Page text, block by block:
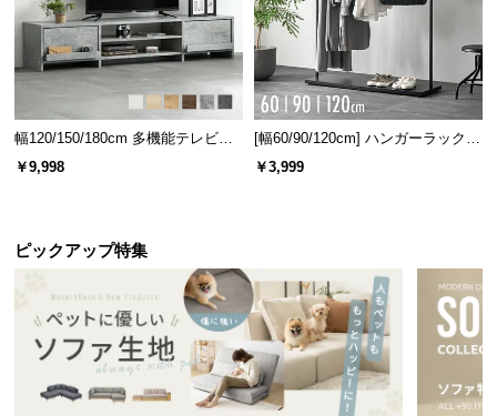
夫な素材で、長くお使い頂けます。
はと目 アルミ製
幅120/150/180cm 多機能テレビボ
ード 木目/石目調 オープン収納・
￥9,998
[幅60/90/120cm] ハンガーラック
スチール 4段階高さ調節 サイドフ
￥3,999
ピックアップ特集